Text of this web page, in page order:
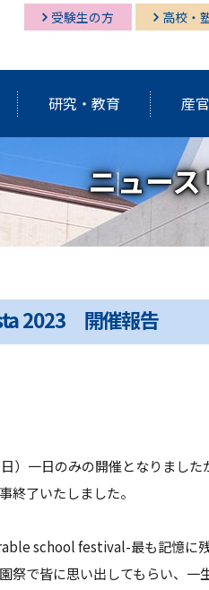
受験生の方 高校・
アジアダイナミズム
情報公開
大学案内・広報誌
経
研究・教育
研究開発機構
研究紀要（Tama蔵
アクティブ・ラーニ
産
経営情報学部
国際交流センター
経営情報学部
グローバルスタディ
多摩キャンパス図書
多摩キャンパス メデ
ニュー
2023 開催報告
）一日のみの開催となりまし
終了いたしました。
school festival-最も記憶に
祭で皆に思い出してもらい、